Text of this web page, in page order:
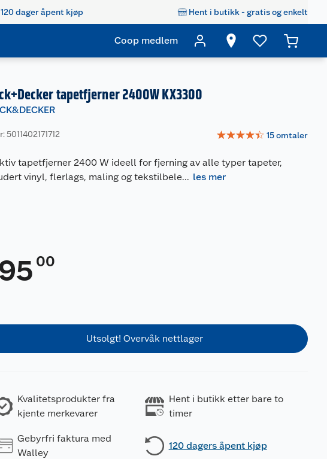
120 dager åpent kjøp Hent i butikk - gratis og enkelt
Coop medlem
tapetfjerner 2400W KX3300
5011402171712 ☆☆☆☆☆ 15omtaler
tapetfjerner 2400 W ideell for fjerning av alle typer tapeter,
vinyl, flerlags, maling og tekstilbele... les mer
00
Utsolgt! Overvåk nettlager
Kvalitetsprodukter fra
kjente merkevarer
Hent i butikk etter bare to
timer
Gebyrfri faktura med
Walley
120 dagers åpent kjøp